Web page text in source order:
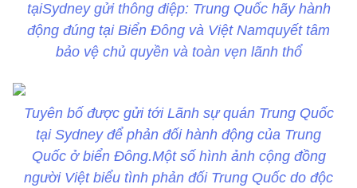
tạiSydney gửi thông điệp: Trung Quốc hãy hành
động đúng tại Biển Đông và Việt Namquyết tâm
bảo vệ chủ quyền và toàn vẹn lãnh thổ
Tuyên bố được gửi tới Lãnh sự quán Trung Quốc
tại Sydney để phản đối hành động của Trung
Quốc ở biển Đông.Một số hình ảnh cộng đồng
người Việt biểu tình phản đối Trung Quốc do độc